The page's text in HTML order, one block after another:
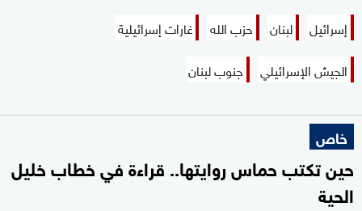
إسرائيل لبنان حزب الله
غارات إسرائيلية
الجيش الإسرائيلي
جنوب لبنان
خاص
حين تكتب حماس روايتها.. قراءة في خطاب خليل
الحية